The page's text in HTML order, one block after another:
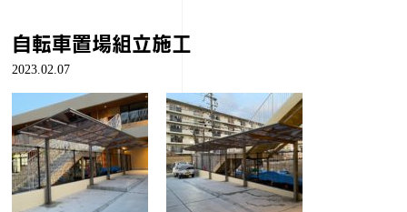
自転車置場組立施工
2023.02.07